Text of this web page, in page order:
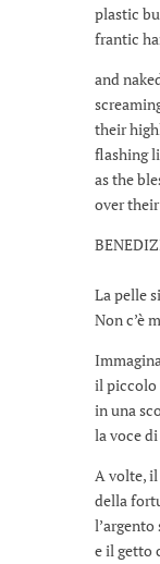
plastic
frantic
and
their
flashing
as the
over
La pelle
Non c’è
il piccolo
in una
la voce
A volte,
della
e il getto